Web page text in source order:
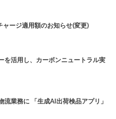
ージ適用額のお知らせ(変更)
を活用し、カーボンニュートラル実
業務に 「生成AI出荷検品アプリ」